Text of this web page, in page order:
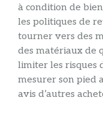
à condition de
les politiques de
tourner vers des
des matériaux de
limiter les risques
mesurer son pied
avis d’autres